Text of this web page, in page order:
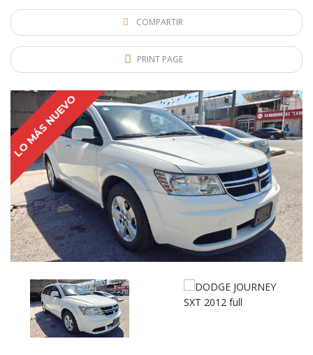
COMPARTIR
PRINT PAGE
LO MÁS NUEVO